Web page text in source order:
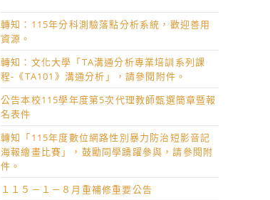
轉知：115年分科測驗落點分析系統，歡迎善用
資源。
轉知：文化大學「TA溝通分析專業培訓系列課
程-《TA101》溝通分析」，請參閱附件。
公告本校115學年度第5次代理教師甄選簡章暨報
名表件
轉知「115年度數位網路性別暴力防治短影音記
海報繪畫比賽」，鼓勵同學踴躍參與，請參閱附
件。
１１５－１－８月重補修重要公告